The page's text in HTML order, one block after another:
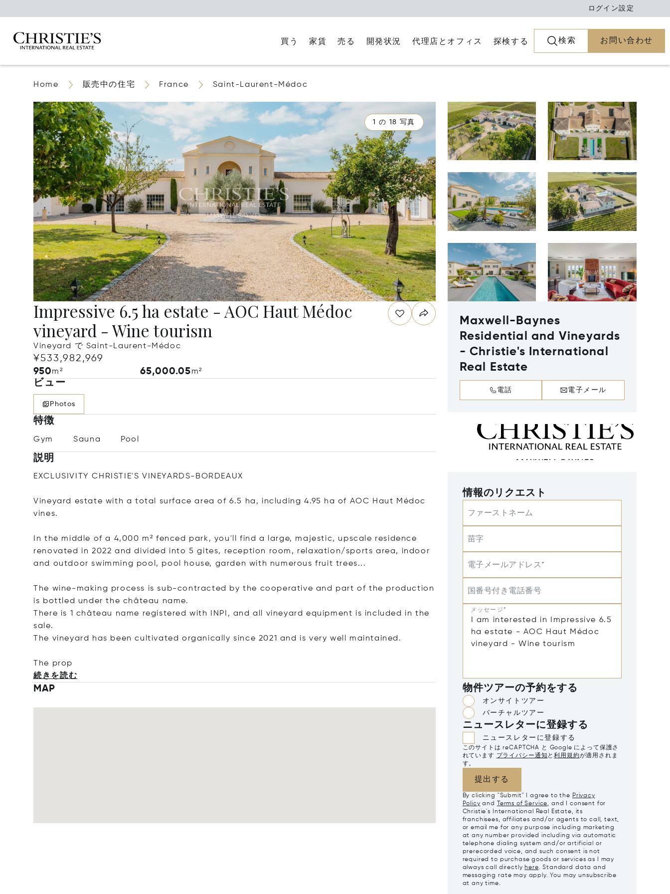
ログイン設定
買う 家賃 売る 開発状況 代理店とオフィス 探検する 検索 お問い合わせ
Home 販売中の住宅 France Saint-Laurent-Médoc
1 の 18 写真
Impressive 6.5 ha estate - AOC Haut Médoc
vineyard - Wine tourism
Vineyard で Saint-Laurent-Médoc
¥533,982,969
950m² 65,000.05m²
ビュー
Photos
特徴
Gym Sauna Pool
説明
EXCLUSIVITY CHRISTIE'S VINEYARDS-BORDEAUX
Vineyard estate with a total surface area of 6.5 ha, including 4.95 ha of AOC Haut Médoc
vines.
In the middle of a 4,000 m² fenced park, you'll find a large, majestic, upscale residence
renovated in 2022 and divided into 5 gites, reception room, relaxation/sports area, indoor
and outdoor swimming pool, pool house, garden with numerous fruit trees...
The wine-making process is sub-contracted by the cooperative and part of the production
is bottled under the château name.
There is 1 château name registered with INPI, and all vineyard equipment is included in the
sale.
The vineyard has been cultivated organically since 2021 and is very well maintained.
The prop
続きを読む
MAP
Maxwell-Baynes
Residential and Vineyards
- Christie's International
Real Estate
電話 電子メール
情報のリクエスト
ファーストネーム
苗字
電子メールアドレス*
国番号付き電話番号
メッセージ*
物件ツアーの予約をする
オンサイトツアー
バーチャルツアー
ニュースレターに登録する
ニュースレターに登録する
このサイトは reCAPTCHA と Google によって保護さ
れています プライバシー通知 と利用規約が適用されま
す。
提出する
By clicking "Submit" I agree to the Privacy
Policy and Terms of Service, and I consent for
Christie's International Real Estate, its
franchisees, affiliates and/or agents to call, text,
or email me for any purpose including marketing
at any number provided including via automatic
telephone dialing system and/or artificial or
prerecorded voice, and such consent is not
required to purchase goods or services as I may
always call directly here. Standard data and
messaging rate may apply. You may unsubscribe
at any time.